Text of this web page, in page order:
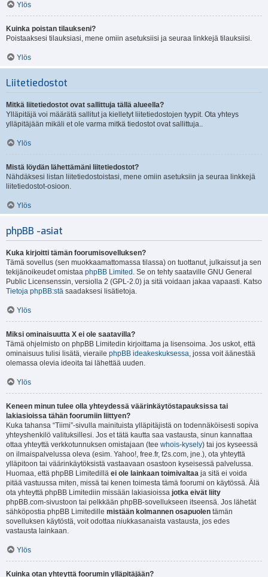
Ylös
Kuinka poistan tilaukseni?
Poistaaksesi tilauksiasi, mene omiin asetuksiisi ja seuraa linkkejä tilauksiisi.
Ylös
Liitetiedostot
Mitkä liitetiedostot ovat sallittuja tällä alueella?
Ylläpitäjä voi määrätä sallitut ja kielletyt liitetiedostojen tyypit. Ota yhteys
ylläpitäjään mikäli et ole varma mitkä tiedostot ovat sallittuja..
Ylös
Mistä löydän lähettämäni liitetiedostot?
Nähdäksesi listan liitetiedostoistasi, mene omiin asetuksiin ja seuraa linkkejä
liitetiedostot-osioon.
Ylös
phpBB -asiat
Kuka kirjoitti tämän foorumisovelluksen?
Tämä sovellus (sen muokkaamattomassa tilassa) on tuottanut, julkaissut ja sen
tekijänoikeudet omistaa phpBB Limited . Se on tehty saataville GNU General
Public Licensenssin, versiolla 2 (GPL-2.0) ja sitä voidaan jakaa vapaasti. Katso
Tietoja phpBB:stä saadaksesi lisätietoja.
Ylös
Miksi ominaisuutta X ei ole saatavilla?
Tämä ohjelmisto on phpBB Limitedin kirjoittama ja lisensoima. Jos uskot, että
ominaisuus tulisi lisätä, vieraile phpBB ideakeskuksessa, jossa voit äänestää
olemassa olevia ideoita tai lähettää uuden.
Ylös
Keneen minun tulee olla yhteydessä väärinkäytöstapauksissa tai
lakiasioissa tähän foorumiin liittyen?
Kuka tahansa “Tiimi”-sivulla mainituista ylläpitäjistä on todennäköisesti sopiva
yhteyshenkilö valituksillesi. Jos et tätä kautta saa vastausta, sinun kannattaa
ottaa yhteyttä verkkotunnuksen omistajaan (tee whois-kysely) tai jos kyseessä
on ilmaispalvelussa oleva (esim. Yahoo!, free.fr, f2s.com, jne.), ota yhteyttä
ylläpitoon tai väärinkäytöksistä vastaavaan osastoon kyseisessä palvelussa.
Huomaa, että phpBB Limitedillä ei ole lainkaan toimivaltaa ja sitä ei voida
pitää vastuussa miten, missä tai kenen toimesta tämä foorumi on käytössä. Älä
ota yhteyttä phpBB Limitediin missään lakiasioissa jotka eivät liity
phpBB.com-sivustoon tai pelkkään phpBB-sovellukseen itseensä. Jos lähetät
sähköpostia phpBB Limitedille mistään kolmannen osapuolen tämän
sovelluksen käytöstä, voit odottaa niukkasanaista vastausta, jos edes
vastausta lainkaan.
Ylös
Kuinka otan yhteyttä foorumin ylläpitäjään?